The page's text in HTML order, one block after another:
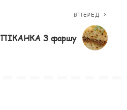
ВПЕРЕД
З фаршу